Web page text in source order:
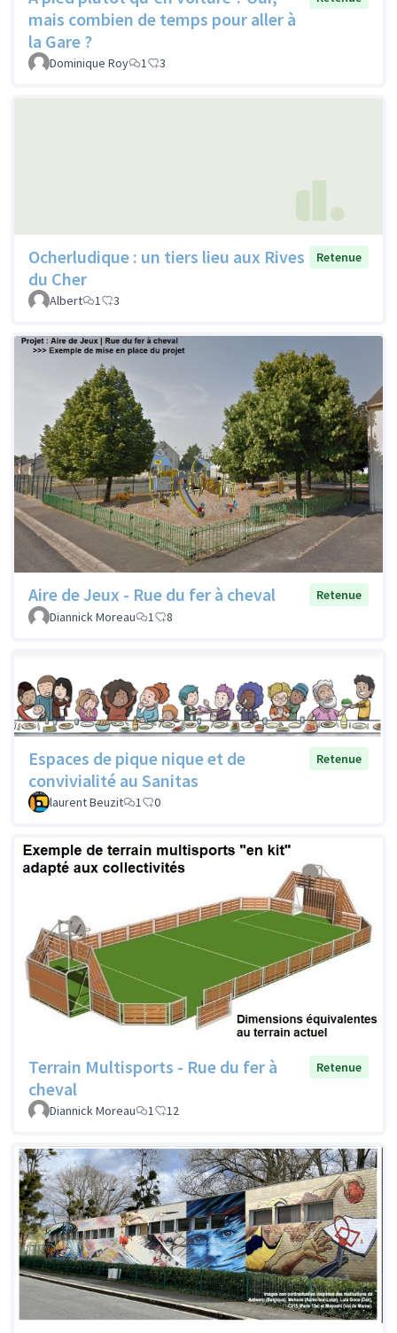
mais combien de temps pour aller à
la Gare ?
Dominique Roy 1 3
Ocherludique : un tiers lieu aux Rives
du Cher
Retenue
Albert 1 3
Aire de Jeux - Rue du fer à cheval
Retenue
Diannick Moreau
1 8
Espaces de pique nique et de
convivialité au Sanitas
Retenue
laurent Beuzit 1 0
Terrain Multisports - Rue du fer à
cheval
Retenue
Diannick Moreau 1 12